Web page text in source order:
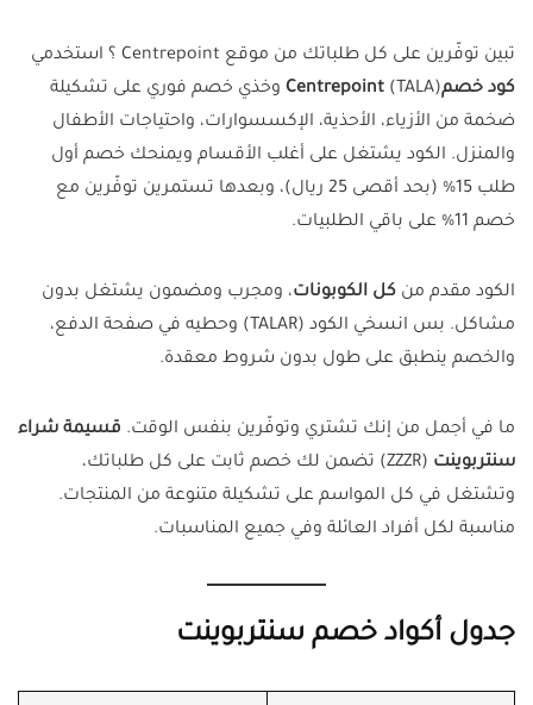
تبين توفّرين على كل طلباتك من موقع Centrepoint ؟ استخدمي
كود خصمCentrepoint
(TALA) وخذي خصم فوري على تشكيلة
ضخمة من الأزياء، الأحذية، الإكسسوارات، واحتياجات الأطفال
والمنزل. الكود يشتغل على أغلب الأقسام ويمنحك خصم أول
طلب 15% (بحد أقصى 25 ريال)، وبعدها تستمرين توفّرين مع
خصم 11% على باقي الطلبيات.
الكود مقدم من كل الكوبونات، ومجرب ومضمون يشتغل بدون
مشاكل. بس انسخي الكود (TALAR) وحطيه في صفحة الدفع،
والخصم ينطبق على طول بدون شروط معقدة.
ما في أجمل من إنك تشتري وتوفّرين بنفس الوقت. قسيمة شراء
سنتربوينت
(ZZZR) تضمن لك خصم ثابت على كل طلباتك،
وتشتغل في كل المواسم على تشكيلة متنوعة من المنتجات.
مناسبة لكل أفراد العائلة وفي جميع المناسبات.
جدول أكواد خصم سنتربوينت